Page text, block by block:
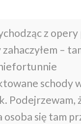
z opery
–
schody
Podejrzewam,
osoba się tam